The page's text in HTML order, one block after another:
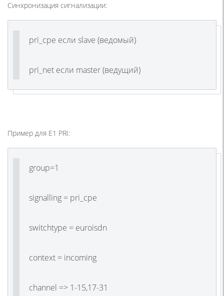
Синхронизация сигнализации:
pri_cpe если slave (ведомый)
pri_net если master (ведущий)
Пример для E1 PRI:
group=1
signalling = pri_cpe
switchtype = euroisdn
context = incoming
channel => 1-15,17-31